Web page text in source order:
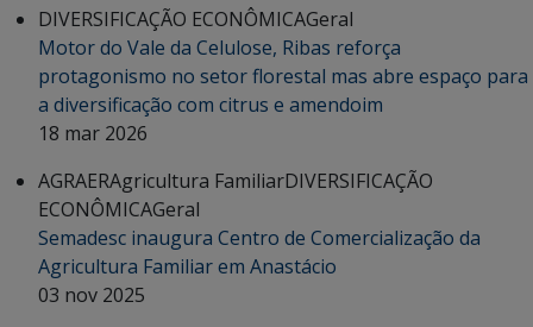
DIVERSIFICAÇÃO ECONÔMICAGeral
Motor do Vale da Celulose, Ribas reforça
protagonismo no setor florestal mas abre espaço para
a diversificação com citrus e amendoim
18 mar 2026
AGRAERAgricultura FamiliarDIVERSIFICAÇÃO
ECONÔMICAGeral
Semadesc inaugura Centro de Comercialização da
Agricultura Familiar em Anastácio
03 nov 2025